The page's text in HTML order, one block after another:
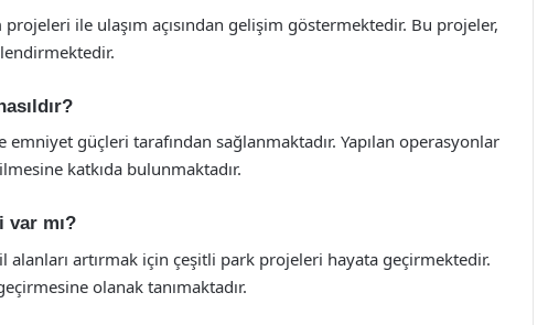
ile ulaşım açısından gelişim göstermektedir. Bu projeler,
güçleri tarafından sağlanmaktadır. Yapılan operasyonlar
katkıda bulunmaktadır.
var mı?
alanları artırmak için çeşitli park projeleri hayata geçirmektedir.
olanak tanımaktadır.